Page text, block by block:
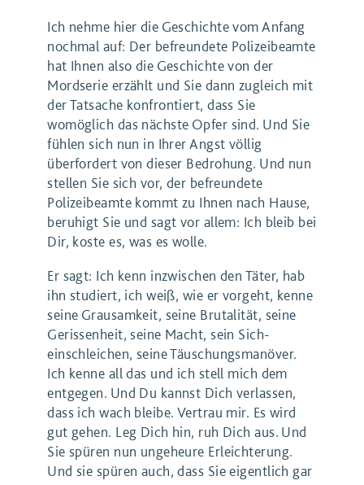
Ich nehme hier die Geschichte vom Anfang
nochmal auf: Der befreundete Polizeibeamte
hat Ihnen also die Geschichte von der
Mordserie erzählt und Sie dann zugleich mit
der Tatsache konfrontiert, dass Sie
womöglich das nächste Opfer sind. Und Sie
fühlen sich nun in Ihrer Angst völlig
überfordert von dieser Bedrohung. Und nun
stellen Sie sich vor, der befreundete
Polizeibeamte kommt zu Ihnen nach Hause,
beruhigt Sie und sagt vor allem: Ich bleib bei
Dir, koste es, was es wolle.
Er sagt: Ich kenn inzwischen den Täter, hab
ihn studiert, ich weiß, wie er vorgeht, kenne
seine Grausamkeit, seine Brutalität, seine
Gerissenheit, seine Macht, sein Sich-
einschleichen, seine Täuschungsmanöver.
Ich kenne all das und ich stell mich dem
entgegen. Und Du kannst Dich verlassen,
dass ich wach bleibe. Vertrau mir. Es wird
gut gehen. Leg Dich hin, ruh Dich aus. Und
Sie spüren nun ungeheure Erleichterung.
Und sie spüren auch, dass Sie eigentlich gar